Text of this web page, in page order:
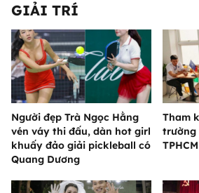
GIẢI TRÍ
Người đẹp Trà Ngọc Hằng
vén váy thi đấu, dàn hot girl
khuấy đảo giải pickleball có
Quang Dương
Tham
trường